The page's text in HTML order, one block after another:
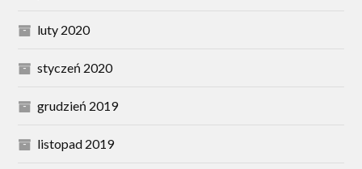
luty 2020
styczeń 2020
grudzień 2019
listopad 2019